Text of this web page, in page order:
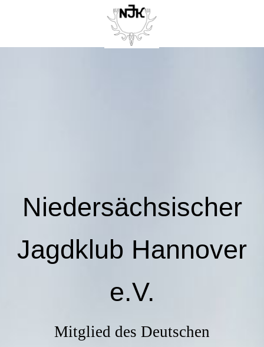
Niedersächsischer
Jagdklub Hannover
e.V.
Mitglied des Deutschen